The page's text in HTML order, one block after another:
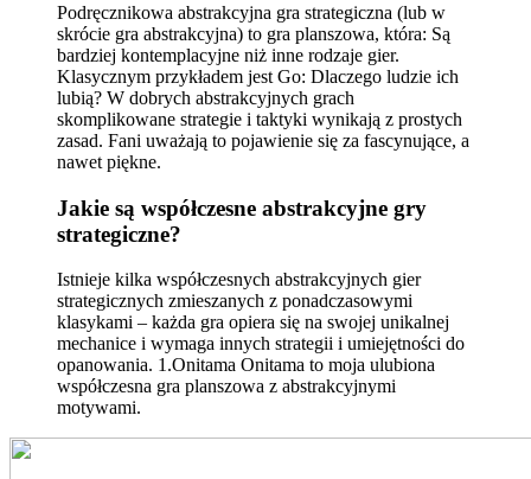
Podręcznikowa abstrakcyjna gra strategiczna (lub w
skrócie gra abstrakcyjna) to gra planszowa, która: Są
bardziej kontemplacyjne niż inne rodzaje gier.
Klasycznym przykładem jest Go: Dlaczego ludzie ich
lubią? W dobrych abstrakcyjnych grach
skomplikowane strategie i taktyki wynikają z prostych
zasad. Fani uważają to pojawienie się za fascynujące, a
nawet piękne.
Jakie są współczesne abstrakcyjne gry
strategiczne?
Istnieje kilka współczesnych abstrakcyjnych gier
strategicznych zmieszanych z ponadczasowymi
klasykami – każda gra opiera się na swojej unikalnej
mechanice i wymaga innych strategii i umiejętności do
opanowania. 1.Onitama Onitama to moja ulubiona
współczesna gra planszowa z abstrakcyjnymi
motywami.